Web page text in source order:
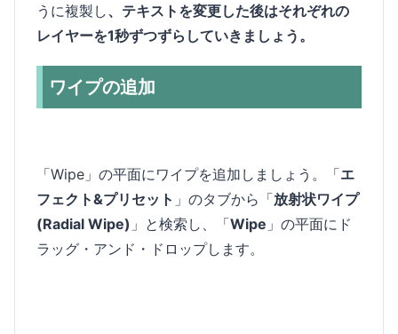
うに複製し、テキストを変更した後はそれぞれの
レイヤーを1秒ずつずらしていきましょう。
ワイプの追加
「Wipe」の平面にワイプを追加しましょう。「エ
フェクト&プリセット 」のタブから「放射状ワイプ
(Radial Wipe) 」と検索し、「Wipe 」の平面にド
ラッグ・アンド・ドロップします。